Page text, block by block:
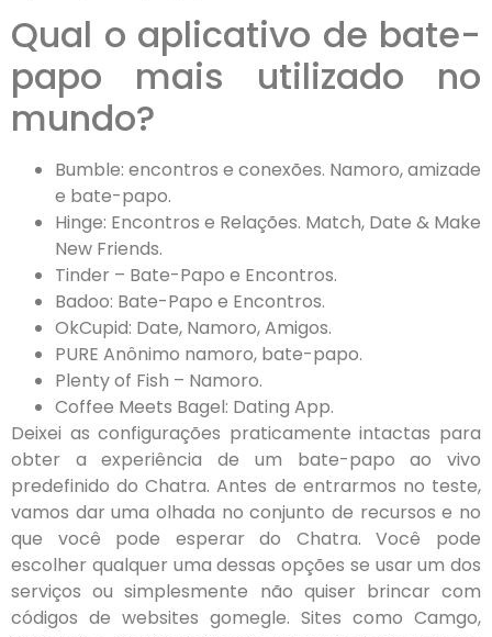
Qual o aplicativo de bate-
papo mais utilizado no
mundo?
Bumble: encontros e conexões. Namoro, amizade
e bate-papo.
Hinge: Encontros e Relações. Match, Date & Make
New Friends.
Tinder – Bate-Papo e Encontros.
Badoo: Bate-Papo e Encontros.
OkCupid: Date, Namoro, Amigos.
PURE Anônimo namoro, bate-papo.
Plenty of Fish – Namoro.
Coffee Meets Bagel: Dating App.
Deixei as configurações praticamente intactas para
obter a experiência de um bate-papo ao vivo
predefinido do Chatra. Antes de entrarmos no teste,
vamos dar uma olhada no conjunto de recursos e no
que você pode esperar do Chatra. Você pode
escolher qualquer uma dessas opções se usar um dos
serviços ou simplesmente não quiser brincar com
códigos de websites gomegle. Sites como Camgo,